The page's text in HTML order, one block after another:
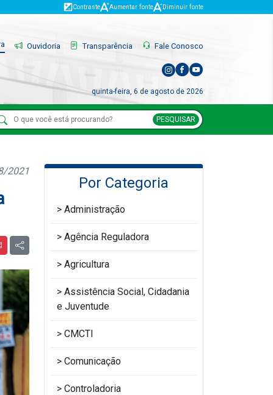
Contraste Aumentar fonte Diminuir fonte
Ouvidoria Transparência Fale Conosco
quinta-feira, 6 de agosto de 2026
PESQUISAR
2021
Por Categoria
Administração
Agência Reguladora
Agricultura
Assistência Social, Cidadania
e Juventude
CMCTI
Comunicação
Controladoria